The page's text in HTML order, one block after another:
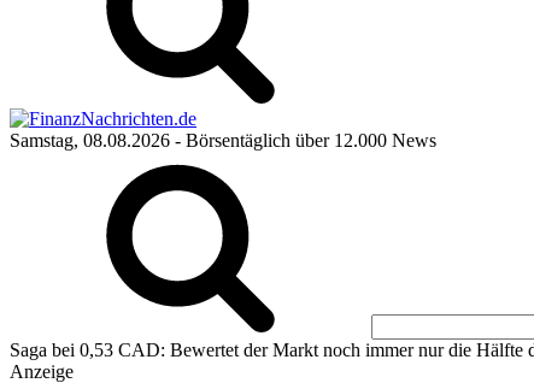
Samstag, 08.08.2026 - Börsentäglich über 12.000 News
Saga bei 0,53 CAD: Bewertet der Markt noch immer nur die Hälfte
Anzeige